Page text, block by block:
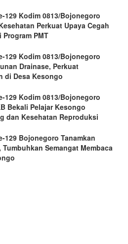
129 Kodim 0813/Bojonegoro
Perkuat Upaya Cegah
PMT
129 Kodim 0813/Bojonegoro
Drainase, Perkuat
di Desa Kesongo
129 Kodim 0813/Bojonegoro
Bekali Pelajar Kesongo
dan Kesehatan Reproduksi
129 Bojonegoro Tanamkan
Semangat Membaca